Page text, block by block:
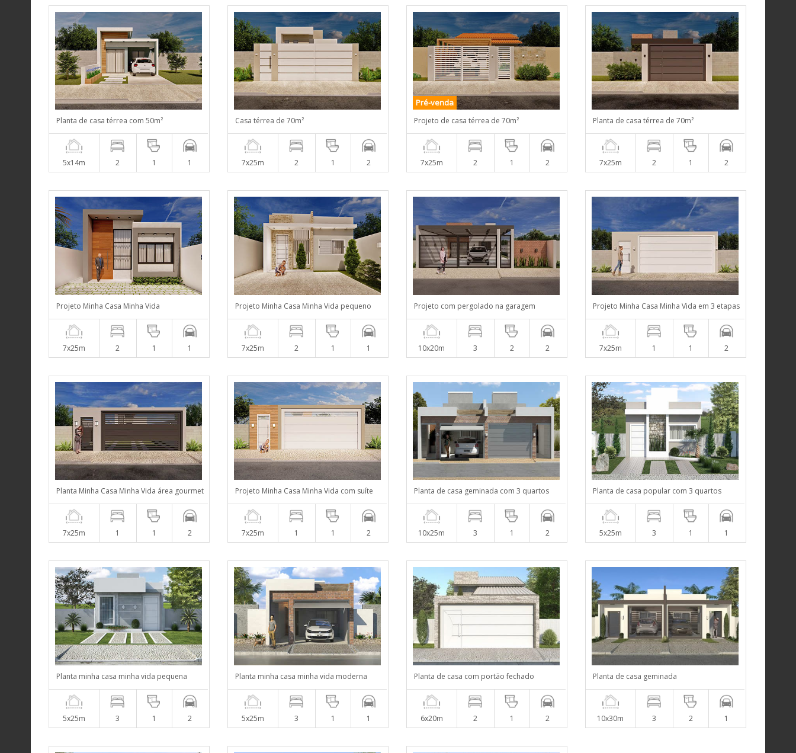
Planta de casa térrea com 50m²
5x14m 2 1 1
Casa térrea de 70m²
7x25m 2 1 2
Pré-venda
Projeto de casa térrea de 70m²
7x25m 2 1 2
Planta de casa térrea de 70m²
7x25m 2 1 2
Projeto Minha Casa Minha Vida
7x25m 2 1 1
Projeto Minha Casa Minha Vida pequeno
7x25m 2 1 1
Projeto com pergolado na garagem
10x20m 3 2 2
Projeto Minha Casa Minha Vida em 3 etapas
7x25m 1 1 2
Planta Minha Casa Minha Vida área gourmet
7x25m 1 1 2
Projeto Minha Casa Minha Vida com suíte
7x25m 1 1 2
Planta de casa geminada com 3 quartos
10x25m 3 1 2
Planta de casa popular com 3 quartos
5x25m 3 1 1
Planta minha casa minha vida pequena
5x25m 3 1 2
Planta minha casa minha vida moderna
5x25m 3 1 1
Planta de casa com portão fechado
6x20m 2 1 2
Planta de casa geminada
10x30m 3 2 1